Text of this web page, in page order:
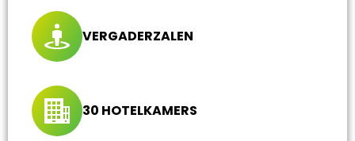
VERGADERZALEN
30 HOTELKAMERS